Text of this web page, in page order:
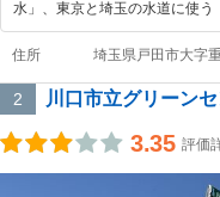
水」、東京と埼玉の水道に使
住所 埼玉県戸田市大字
2 川口市立グリーン
3.35 評価